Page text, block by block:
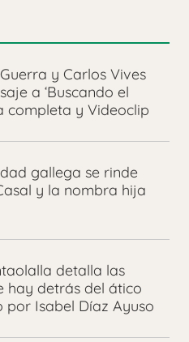
y Carlos Vives
a ‘Buscando el
completa y Videoclip
gallega se rinde
y la nombra hija
detalla las
hay detrás del ático
por Isabel Díaz Ayuso